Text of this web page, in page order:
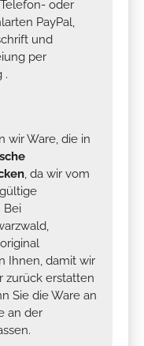
oder
PayPal,
und
per
.
wir Ware, die in
, da wir vom
Bei
Ihnen, damit wir
zurück erstatten
Sie die Ware an
an der